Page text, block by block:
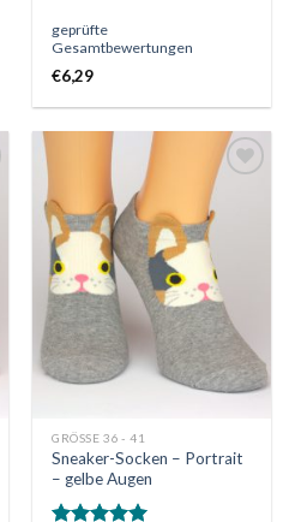
mit5.00
von 5
geprüfte
Gesamtbewertungen
€6,29
die
Wunschliste
GRÖSSE 36 - 41
Sneaker-Socken – Portrait
– gelbe Augen